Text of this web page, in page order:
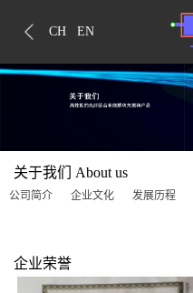
CH EN
关于我们 About us
公司简介 企业文化 发展历程
企业荣誉